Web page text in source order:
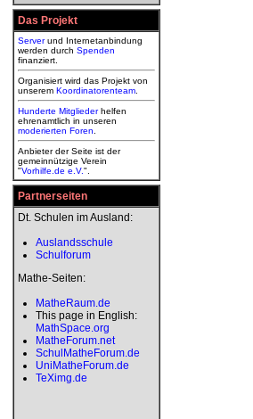
Das Projekt
Serverund Internetanbindung
werden durch Spenden
finanziert.
Organisiert wird das Projekt von
unserem Koordinatorenteam
Hunderte Mitgliederhelfen
ehrenamtlich in unseren
moderierten Foren
Anbieter der Seite ist der
gemeinnützige Verein
"Vorhilfe.de e.V.".
Partnerseiten
Dt. Schulen im Ausland:
Auslandsschule
Schulforum
Mathe-Seiten:
MatheRaum.de
This page in English:
MathSpace.org
MatheForum.net
SchulMatheForum.de
UniMatheForum.de
TeXimg.de